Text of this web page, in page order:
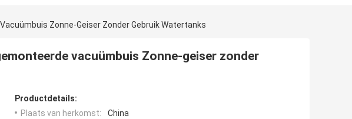
Zonne-Geiser Zonder Gebruik Watertanks
vacuümbuis Zonne-geiser zonder
Productdetails:
Plaats van herkomst:
China